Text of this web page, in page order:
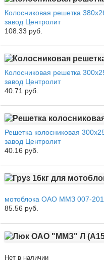
Колосниковая решетка
завод Центролит
108.33 руб.
Колосниковая решетка
завод Центролит
40.71 руб.
Решетка колосниковая
завод Центролит
40.16 руб.
мотоблока ОАО ММЗ 007-
85.56 руб.
Нет в наличии